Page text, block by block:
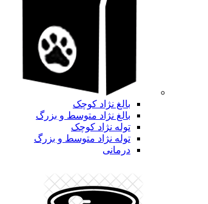
بالغ نژاد کوچک
بالغ نژاد متوسط و بزرگ
توله نژاد کوچک
توله نژاد متوسط و بزرگ
درمانی